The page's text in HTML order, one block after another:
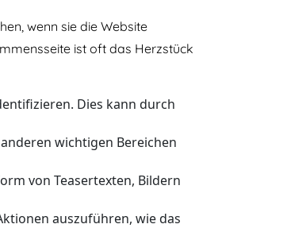
wenn sie die Website
ist oft das Herzstück
Dies kann durch
wichtigen Bereichen
von Teasertexten, Bildern
auszuführen, wie das